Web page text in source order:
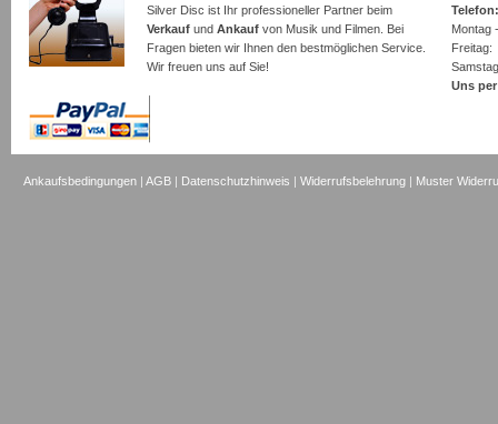
Silver Disc ist Ihr professioneller Partner beim
Verkauf und Ankauf von Musik und Filmen. Bei
Fragen bieten wir Ihnen den bestmöglichen Service.
Wir freuen uns auf Sie!
Montag
Uns
Ankaufsbedingungen |AGB | Datenschutzhinweis |Widerrufsbelehrung | Muster